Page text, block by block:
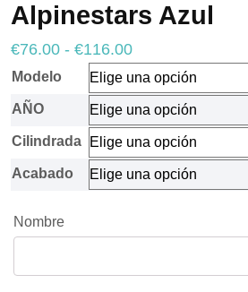
Alpinestars Azul
€76.00 - €116.00Rango
de
precios:
desde
€76.00
hasta
€116.00
Modelo
AÑO
Cilindrada
Acabado
Nombre
Necesarias
Estas
cookies no
son
opcionales.
Son
necesarias
para que
funcione la
web.
Estadísticas